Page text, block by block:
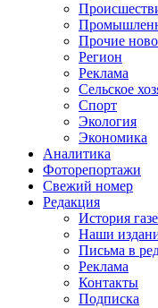
Прочие
Регион
Реклама
Сельское
Спорт
Экология
Экономика
Аналитика
Фоторепортажи
Свежий номер
Редакция
История
Наши
Письма в
Реклама
Контакты
Подписка